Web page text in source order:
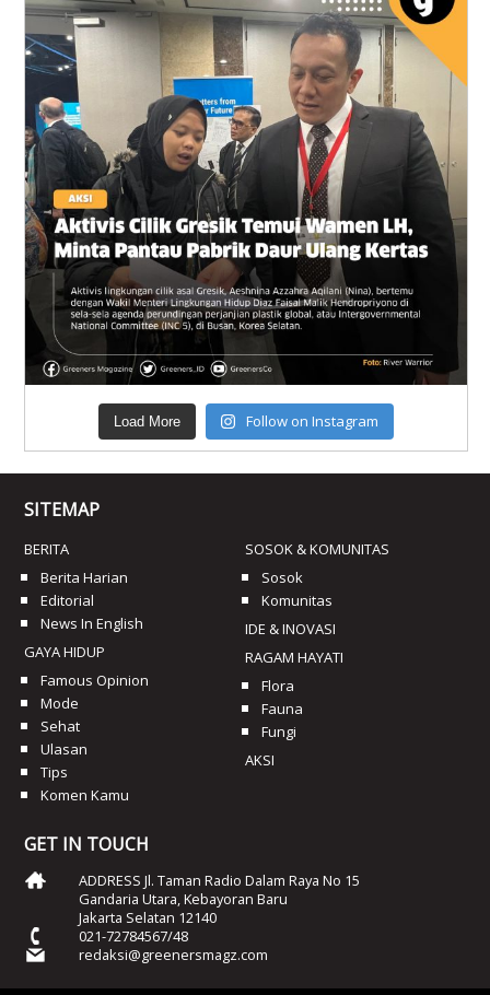
Load More Follow on Instagram
SITEMAP
BERITA
Berita Harian
Editorial
News In English
GAYA HIDUP
Famous Opinion
Mode
Sehat
Ulasan
Tips
Komen Kamu
SOSOK & KOMUNITAS
Sosok
Komunitas
IDE & INOVASI
RAGAM HAYATI
Flora
Fauna
Fungi
AKSI
GET IN TOUCH
ADDRESS Jl. Taman Radio Dalam Raya No 15
Gandaria Utara, Kebayoran Baru
Jakarta Selatan 12140
021-72784567/48
redaksi@greenersmagz.com